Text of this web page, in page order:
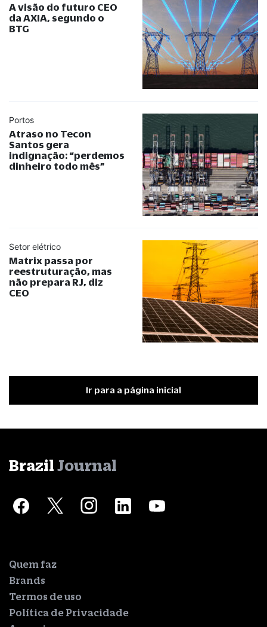
A visão do futuro CEO
da AXIA, segundo o
BTG
Portos
Atraso no Tecon
Santos gera
indignação: “perdemos
dinheiro todo mês”
Setor elétrico
Matrix passa por
reestruturação, mas
não prepara RJ, diz
CEO
Ir para a página inicial
Brazil Journal
Quem faz
Brands
Termos de uso
Política de Privacidade